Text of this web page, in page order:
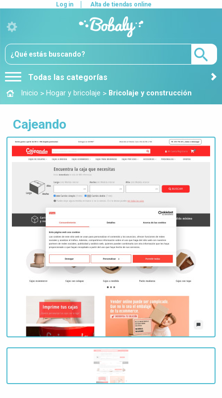
Todas las categorías
Log in Alta de tiendas online
Inicio > Hogar y bricolaje > Bricolaje y construcción
Cajeando